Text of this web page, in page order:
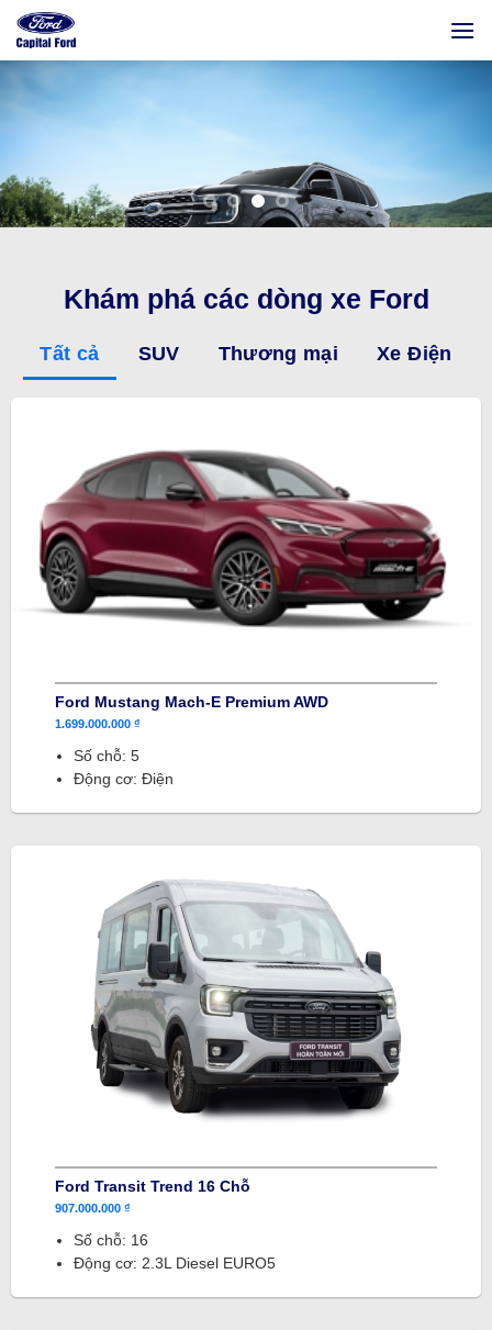
qua
nội
dung
Khám phá các dòng xe Ford
Tất cả SUV Thương mại Xe Điện
Ford Mustang Mach-E Premium AWD
1.699.000.000 ₫
Số chỗ: 5
Động cơ: Điện
Ford Transit Trend 16 Chỗ
907.000.000 ₫
Số chỗ: 16
Động cơ: 2.3L Diesel EURO5